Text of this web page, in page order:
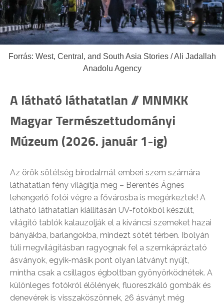
Forrás: West, Central, and South Asia Stories / Ali Jadallah
Anadolu Agency
A látható láthatatlan // MNMKK
Magyar Természettudományi
Múzeum (2026. január 1-ig)
Az örök sötétség birodalmát emberi szem számára
láthatatlan fény világítja meg – Berentés Ágnes
lehengerlő fotói végre a fővárosba is megérkeztek! A
látható láthatatlan kiállításán UV-fotókból készült,
világító tablók kalauzolják el a kíváncsi szemeket hazai
bányákba, barlangokba, mindezt sötét térben. Ibolyán
túli megvilágításban ragyognak fel a szemkápráztató
ásványok, egyik-másik pont olyan látványt nyújt,
mintha csak a csillagos égboltban gyönyörködnétek. A
különleges fotókról élőlények, fluoreszkáló gombák és
denevérek is visszaköszönnek, 26 ásványt még